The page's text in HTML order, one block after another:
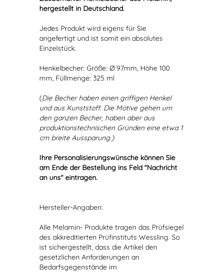
hergestellt in Deutschland.
Jedes Produkt wird eigens für Sie
angefertigt und ist somit ein absolutes
Einzelstück.
Henkelbecher: Größe: Ø 97mm, Höhe 100
mm, Füllmenge: 325 ml
(Die Becher haben einen griffigen Henkel
und aus Kunststoff. Die Motive gehen um
den ganzen Becher, haben aber aus
produktionstechnischen Gründen eine etwa 1
cm breite Aussparung.)
Ihre Personalisierungswünsche können Sie
am Ende der Bestellung ins Feld "Nachricht
an uns" eintragen.
Hersteller-Angaben:
Alle Melamin- Produkte tragen das Prüfsiegel
des akkreditierten Prüfinstituts Wessling. So
ist sichergestellt, dass die Artikel den
gesetzlichen Anforderungen an
Bedarfsgegenstände im